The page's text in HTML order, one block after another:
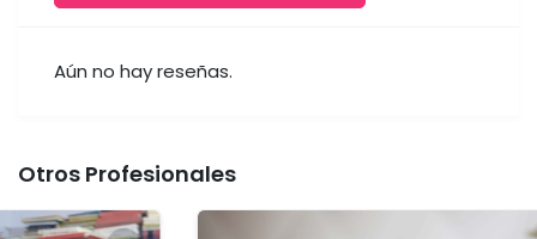
Aún no hay reseñas.
Otros Profesionales